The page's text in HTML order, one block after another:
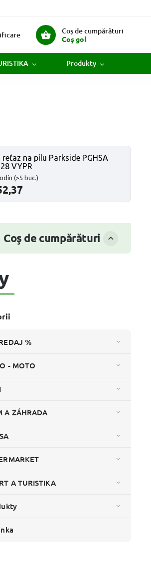
Coş de cumpărături
Coş gol
Produkty
reťaz na pílu Parkside PGHSA
VYPR
(>5 buc.)
Coş de cumpărături
%
- MOTO
A ZÁHRADA
A TURISTIKA